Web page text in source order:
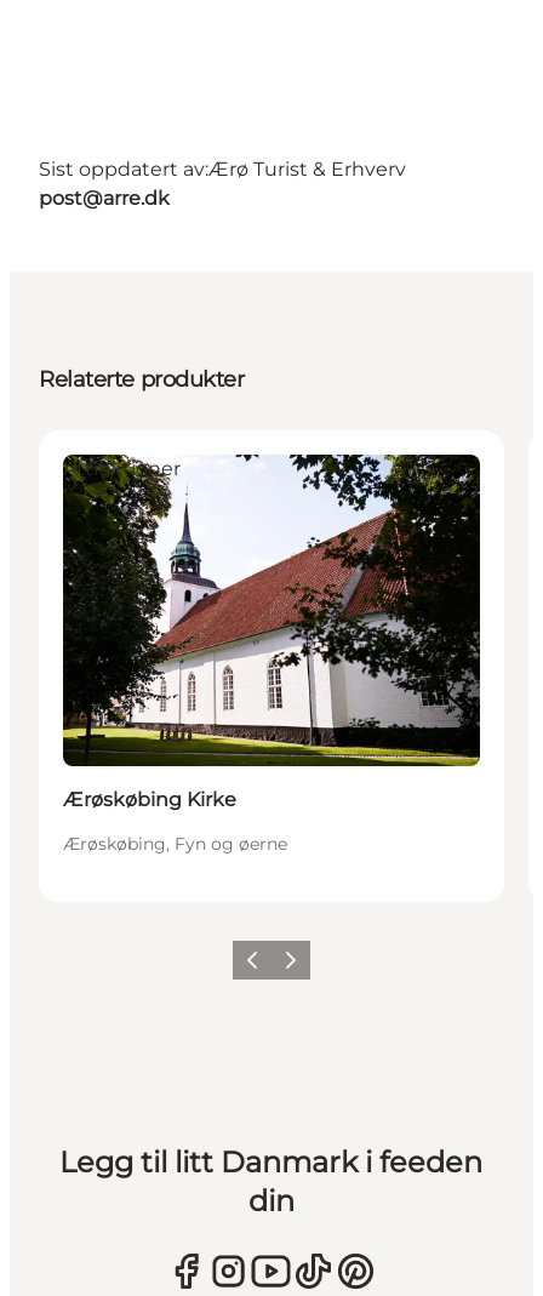
Sist oppdatert av:Ærø Turist & Erhverv
post@arre.dk
Relaterte produkter
Attraktioner
Ærøskøbing Kirke
Ærøskøbing, Fyn og øerne
ForrigeNeste
Legg til litt Danmark i feeden
din